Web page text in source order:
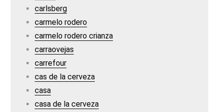
carlsberg
carmelo rodero
carmelo rodero crianza
carraovejas
carrefour
cas de la cerveza
casa
casa de la cerveza